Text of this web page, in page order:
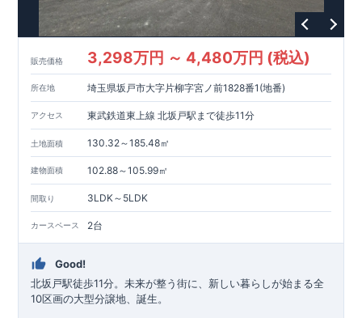
販売価格 3,298万円 ～ 4,480万円 (税込)
所在地 埼玉県坂戸市大字片柳字宮ノ前1828番1(地番)
アクセス 東武鉄道東上線 北坂戸駅まで徒歩11分
土地面積 130.32～185.48㎡
建物面積 102.88～105.99㎡
間取り 3LDK～5LDK
カースペース 2台
Good!
北坂戸駅徒歩11分。未来が整う街に、新しい暮らしが始まる全
10区画の大型分譲地、誕生。